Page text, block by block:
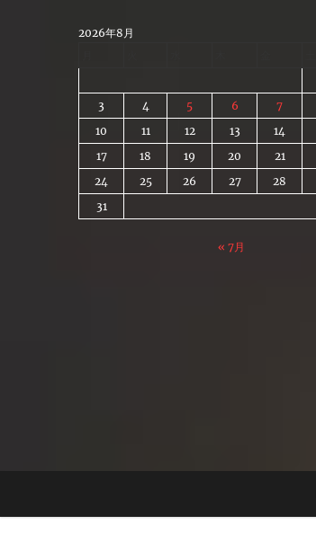
2026年8月
3
4 5 6 7
10
11 12 13 14
17
18 19 20 21
24
25 26 27 28
31
« 7月